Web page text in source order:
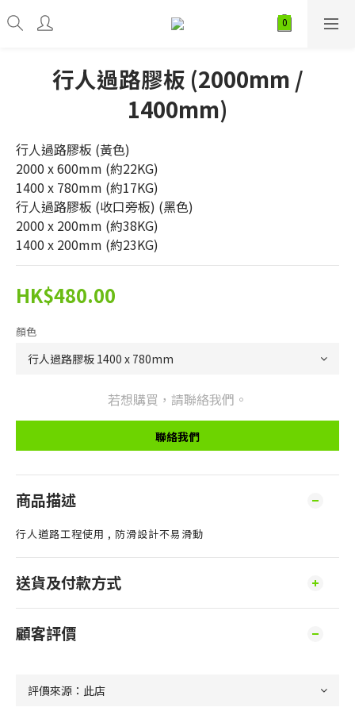
行人過路膠板 (2000mm /
1400mm)
行人過路膠板 (黃色)
2000 x 600mm (約22KG)
1400 x 780mm (約17KG)
行人過路膠板 (收口旁板) (黑色)
2000 x 200mm (約38KG)
1400 x 200mm (約23KG)
HK$480.00
顏色
若想購買，請聯絡我們。
聯絡我們
商品描述
行人道路工程使用 , 防滑設計不易滑動
送貨及付款方式
顧客評價